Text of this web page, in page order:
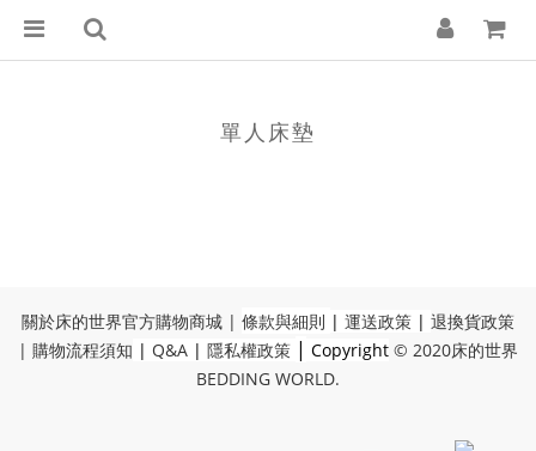
單人床墊
關於床的世界官方購物商城 | 條款與細則 | 運送政策 | 退換貨政策
| 購物流程須知 | Q&A | 隱私權政策 | Copyright © 2020床的世界
BEDDING WORLD.